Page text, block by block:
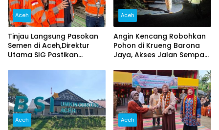
Aceh
Tinjau Langsung Pasokan
Semen di Aceh,Direktur
Utama SIG Pastikan
Aceh
Angin Kencang Robohkan
Pohon di Krueng Barona
Jaya, Akses Jalan Sempat
Aceh Aceh